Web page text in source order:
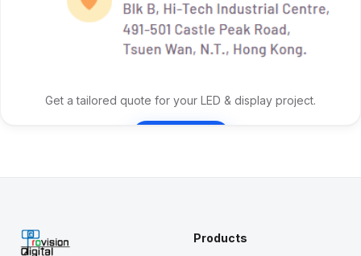
Get a tailored quote for your LED & display project.
Products